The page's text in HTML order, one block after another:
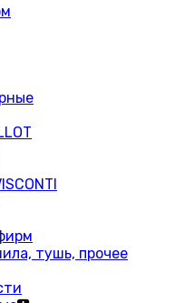
тушь, прочее